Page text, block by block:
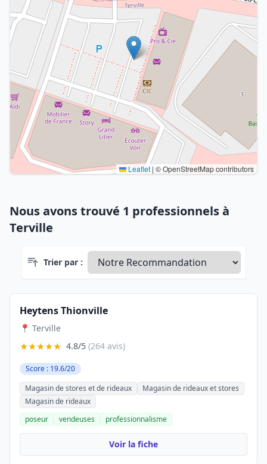
Leaflet | © OpenStreetMap contributors
Nous avons trouvé 1 professionnels à
Terville
Trier par :
Heytens Thionville
📍 Terville
★★★★★ 4.8/5 (264 avis)
Score : 19.6/20
Magasin de stores et de rideaux
Magasin de rideaux et stores
Magasin de rideaux
poseur
vendeuses professionnalisme
Voir la fiche